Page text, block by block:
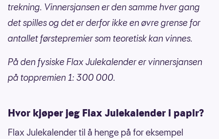
trekning. Vinnersjansen er den samme hver gang
det spilles og det er derfor ikke en øvre grense for
antallet førstepremier som teoretisk kan vinnes.
På den fysiske Flax Julekalender er vinnersjansen
på toppremien 1: 300 000.
Hvor kjøper jeg Flax Julekalender i papir?
Flax Julekalender til å henge på for eksempel